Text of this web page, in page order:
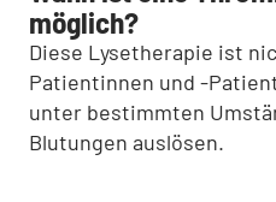
möglich?
Diese Lysetherapie ist
Patientinnen und -
unter bestimmten
Blutungen auslösen.